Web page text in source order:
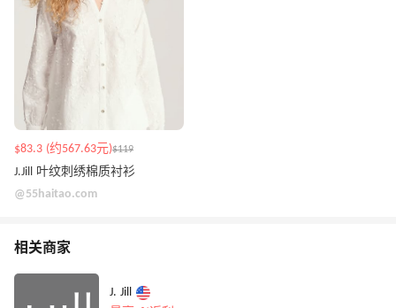
$83.3 (约567.63元)$119
J.Jill 叶纹刺绣棉质衬衫
@55haitao.com
相关商家
J. Jill